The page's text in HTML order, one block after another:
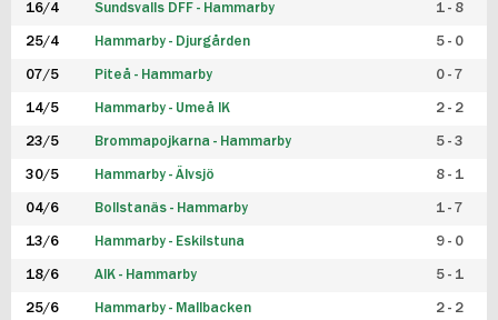
16/4 Sundsvalls DFF - Hammarby 1 - 8
25/4 Hammarby - Djurgården 5 - 0
07/5 Piteå - Hammarby 0 - 7
14/5 Hammarby - Umeå IK 2 - 2
23/5 Brommapojkarna - Hammarby 5 - 3
30/5 Hammarby - Älvsjö 8 - 1
04/6 Bollstanäs - Hammarby 1 - 7
13/6 Hammarby - Eskilstuna 9 - 0
18/6 AIK - Hammarby 5 - 1
25/6 Hammarby - Mallbacken 2 - 2